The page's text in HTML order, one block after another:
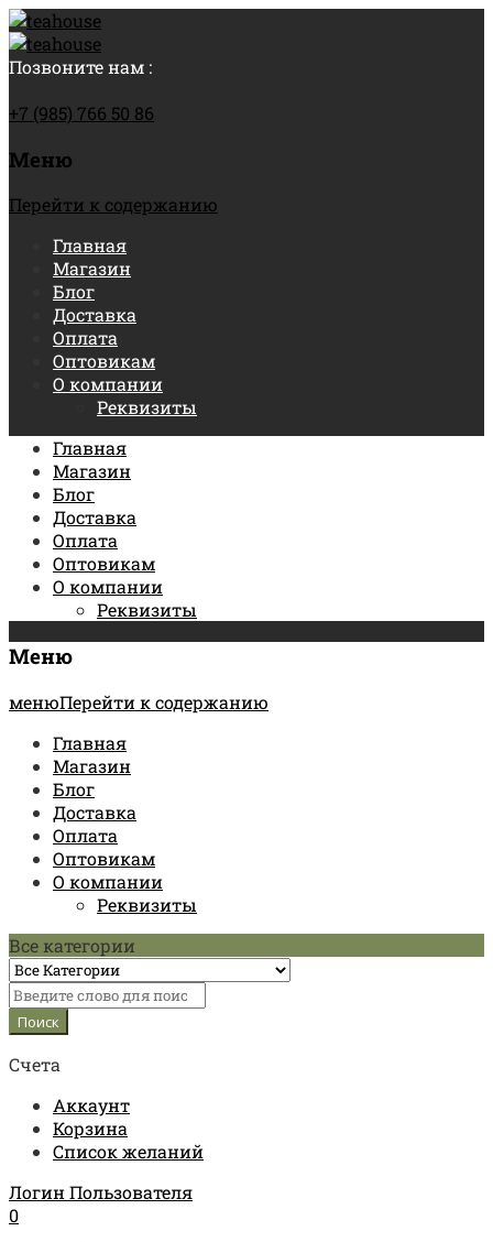
Позвоните нам :
+7 (985) 766 50 86
Меню
Перейти к содержанию
Главная
Магазин
Блог
Доставка
Оплата
Оптовикам
О компании
Реквизиты
Главная
Магазин
Блог
Доставка
Оплата
Оптовикам
О компании
Реквизиты
Меню
менюПерейти к содержанию
Главная
Магазин
Блог
Доставка
Оплата
Оптовикам
О компании
Реквизиты
Все категории
Счета
Аккаунт
Корзина
Список желаний
Логин Пользователя
0